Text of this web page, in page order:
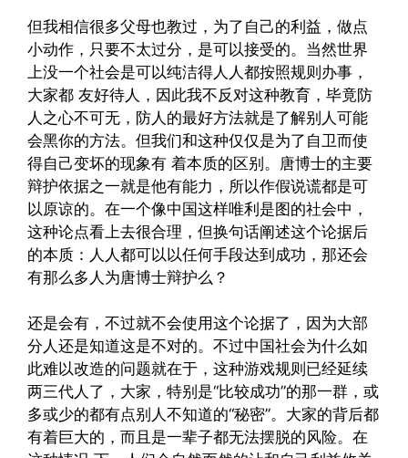
但我相信很多父母也教过，为了自己的利益，做点
小动作，只要不太过分，是可以接受的。当然世界
上没一个社会是可以纯洁得人人都按照规则办事，
大家都 友好待人，因此我不反对这种教育，毕竟防
人之心不可无，防人的最好方法就是了解别人可能
会黑你的方法。但我们和这种仅仅是为了自卫而使
得自己变坏的现象有 着本质的区别。唐博士的主要
辩护依据之一就是他有能力，所以作假说谎都是可
以原谅的。在一个像中国这样唯利是图的社会中，
这种论点看上去很合理，但换句话阐述这个论据后
的本质：人人都可以以任何手段达到成功，那还会
有那么多人为唐博士辩护么？
还是会有，不过就不会使用这个论据了，因为大部
分人还是知道这是不对的。不过中国社会为什么如
此难以改造的问题就在于，这种游戏规则已经延续
两三代人了，大家，特别是“比较成功”的那一群，或
多或少的都有点别人不知道的“秘密”。大家的背后都
有着巨大的，而且是一辈子都无法摆脱的风险。在